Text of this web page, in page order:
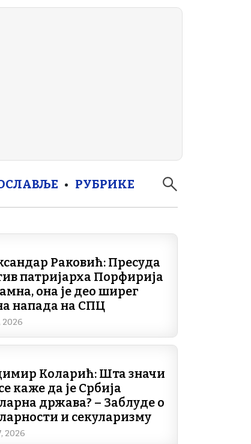
РУБРИКЕ
Раковић: Пресуда
патријарха Порфирија
она је део ширег
напада на СПЦ
2026
Коларић: Шта значи
каже да је Србија
држава? – Заблуде о
и секуларизму
2026